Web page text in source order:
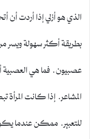
الذي هو أزلي إذا أردت أن
بطريقة أكثر سهولة ويسر
عصبيون. فما هي
المشاعر. إذا كانت
للتعبير. ممكن عندما